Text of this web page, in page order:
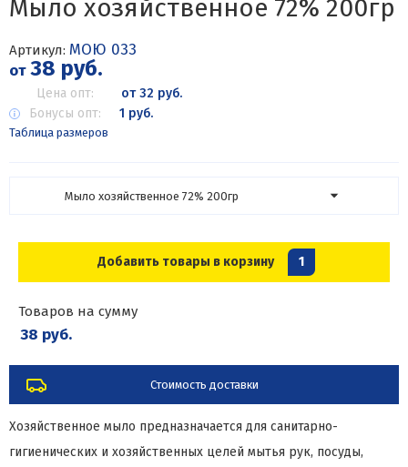
Мыло хозяйственное 72% 200гр
Артикул: МОЮ 033
от38 руб.
Цена опт:
от 32 руб.
Бонусы опт:
1 руб.
Таблица размеров
Мыло хозяйственное 72% 200гр
Добавить товары в корзину 1
Товаров на сумму
38 руб.
Стоимость доставки
Хозяйственное мыло предназначается для санитарно-
гигиенических и хозяйственных целей мытья рук, посуды,